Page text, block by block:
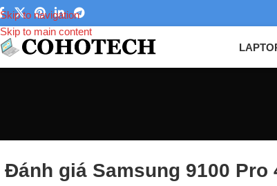
Skip to navigation
Skip to main content
Đánh giá Samsung 9100